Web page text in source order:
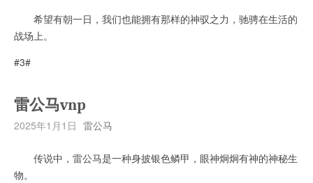
希望有朝一日，我们也能拥有那样的神驭之力，驰骋在生活的
战场上。
#3#
雷公马vnp
2025年1月1日 雷公马
传说中，雷公马是一种身披银色鳞甲，眼神炯炯有神的神秘生
物。